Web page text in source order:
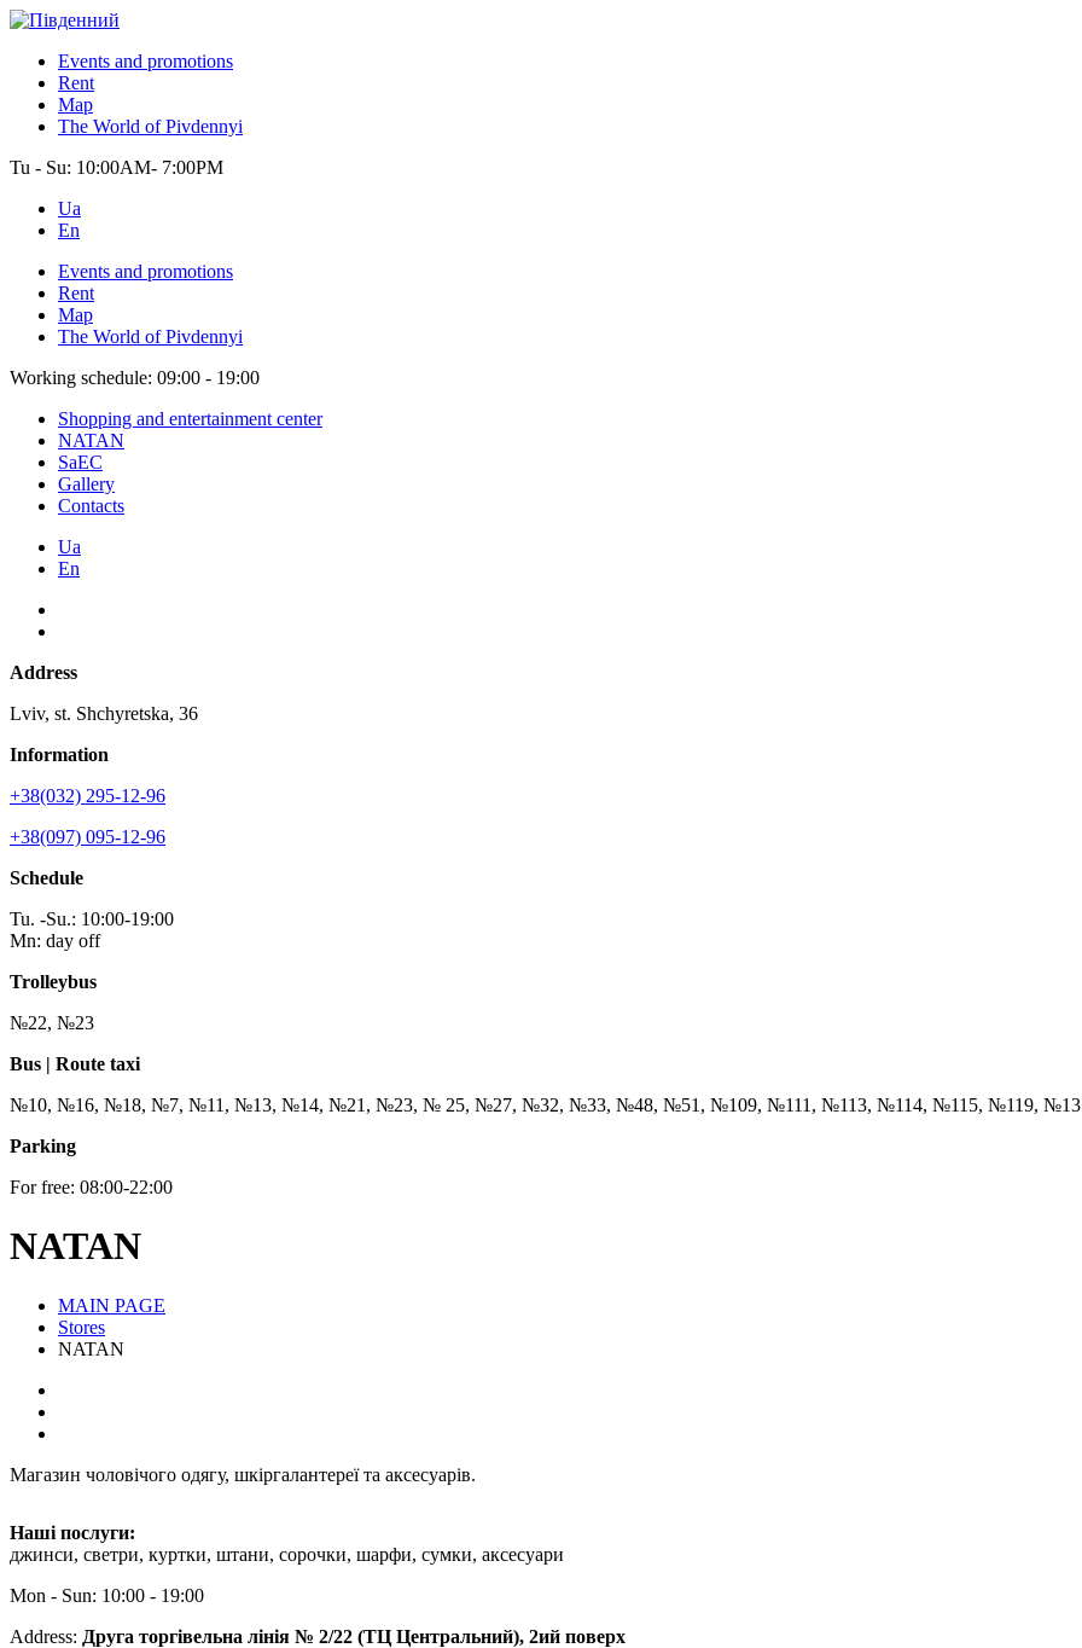
Events and promotions
Rent
Map
The World of Pivdennyi
Tu - Su: 10:00AM- 7:00PM
Ua
En
Events and promotions
Rent
Map
The World of Pivdennyi
Working schedule: 09:00 - 19:00
Shopping and entertainment center
NATAN
SaEC
Gallery
Contacts
Ua
En
Address
Lviv, st. Shchyretska, 36
Information
+38(032) 295-12-96
+38(097) 095-12-96
Schedule
Tu. -Su.: 10:00-19:00
Mn: day off
Trolleybus
№22, №23
Bus | Route taxi
№10, №16, №18, №7, №11, №13, №14, №21, №23, № 25, №27, №32, №33, №48, №51, №109, №111, №113, №114, №115, №119,
Parking
For free: 08:00-22:00
NATAN
MAIN PAGE
Stores
NATAN
Магазин чоловічого одягу, шкіргалантереї та аксесуарів.
Наші послуги:
джинси, светри, куртки, штани, сорочки, шарфи, сумки, аксесуари
Mon - Sun: 10:00 - 19:00
Address: Друга торгівельна лінія № 2/22 (ТЦ Центральний), 2ий поверх